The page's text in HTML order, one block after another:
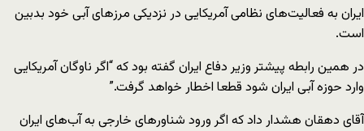
ایران به فعالیت‌های نظامی آمریکایی در نزدیکی مرزهای آبی خود بدبین
است.
در همین رابطه پیشتر وزیر دفاع ایران گفته بود که “اگر ناوگان آمریکایی
وارد حوزه آبی ایران شود قطعا اخطار خواهد گرفت.”
آقای دهقان هشدار داد که اگر ورود شناورهای خارجی به آب‌های ایران